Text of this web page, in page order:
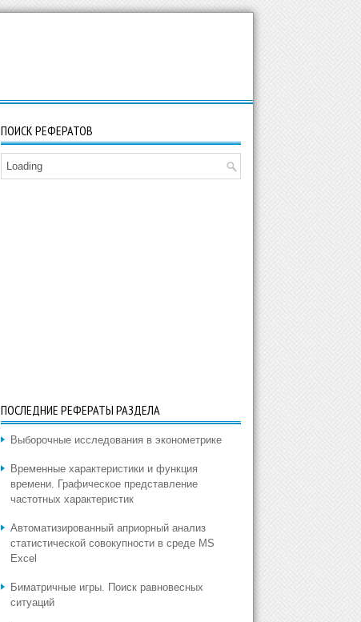
ПОИСК РЕФЕРАТОВ
Loading
ПОСЛЕДНИЕ РЕФЕРАТЫ РАЗДЕЛА
Выборочные исследования в эконометрике
Временные характеристики и функция
времени. Графическое представление
частотных характеристик
Автоматизированный априорный анализ
статистической совокупности в среде MS
Excel
Биматричные игры. Поиск равновесных
ситуаций